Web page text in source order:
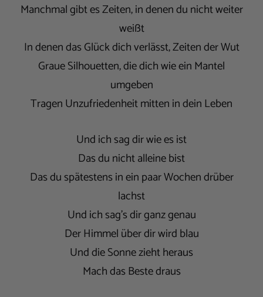
Manchmal gibt es Zeiten, in denen du nicht weiter
weißt
In denen das Glück dich verlässt, Zeiten der Wut
Graue Silhouetten, die dich wie ein Mantel
umgeben
Tragen Unzufriedenheit mitten in dein Leben
Und ich sag dir wie es ist
Das du nicht alleine bist
Das du spätestens in ein paar Wochen drüber
lachst
Und ich sag's dir ganz genau
Der Himmel über dir wird blau
Und die Sonne zieht heraus
Mach das Beste draus